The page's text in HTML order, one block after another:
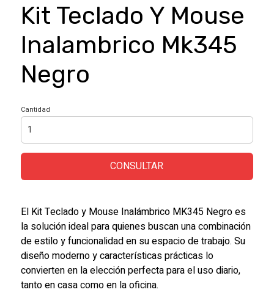
Kit Teclado Y Mouse
Inalambrico Mk345
Negro
Cantidad
CONSULTAR
El Kit Teclado y Mouse Inalámbrico MK345 Negro es
la solución ideal para quienes buscan una combinación
de estilo y funcionalidad en su espacio de trabajo. Su
diseño moderno y características prácticas lo
convierten en la elección perfecta para el uso diario,
tanto en casa como en la oficina.